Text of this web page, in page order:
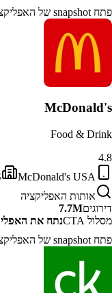
פתח snapshot של האפליקציה
McDonald's
Food & Drink
4.8
McDonald's USA
אותות האפליקציה
דירוגים7.7M
מסלול CTA
נתח את
פתח snapshot של האפליקציה